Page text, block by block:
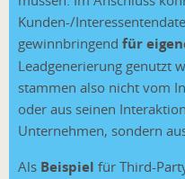
Kunden-/
gewinnbringend für
Leadgenerierung genutzt
stammen also nicht vom
oder aus seinen
Unternehmen, sondern
Als Beispiel für Third-